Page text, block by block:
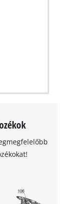
to load due
to the
to setup
this content
Consent